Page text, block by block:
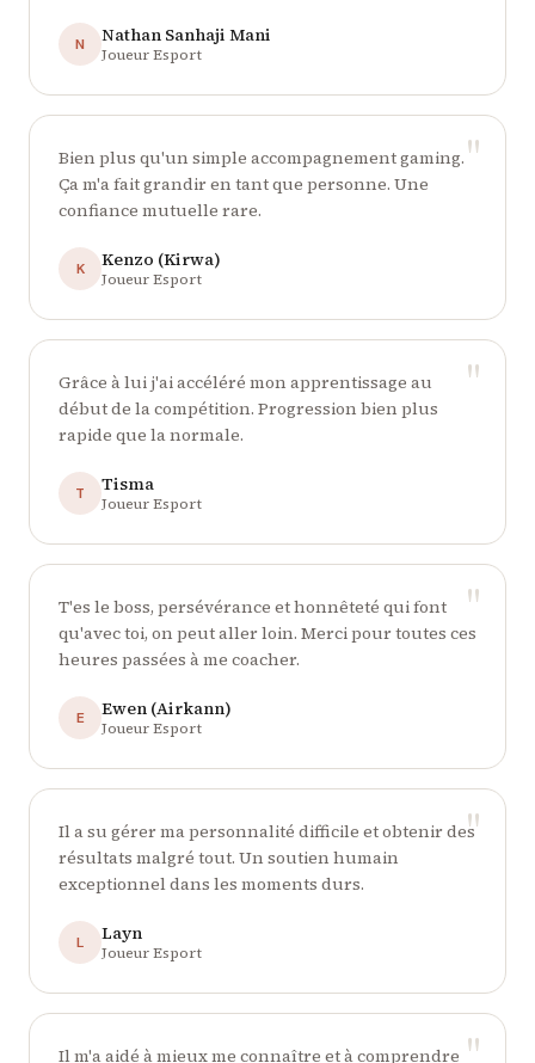
N Nathan Sanhaji Mani
Joueur Esport
"
Bien plus qu'un simple accompagnement gaming.
Ça m'a fait grandir en tant que personne. Une
confiance mutuelle rare.
K Kenzo (Kirwa)
Joueur Esport
"
Grâce à lui j'ai accéléré mon apprentissage au
début de la compétition. Progression bien plus
rapide que la normale.
T Tisma
Joueur Esport
"
T'es le boss, persévérance et honnêteté qui font
qu'avec toi, on peut aller loin. Merci pour toutes ces
heures passées à me coacher.
E Ewen (Airkann)
Joueur Esport
"
Il a su gérer ma personnalité difficile et obtenir des
résultats malgré tout. Un soutien humain
exceptionnel dans les moments durs.
L Layn
Joueur Esport
Il m'a aidé à mieux me connaître et à comprendre